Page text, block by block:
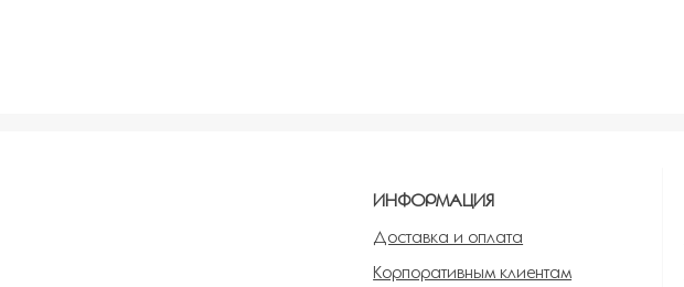
ИНФОРМАЦИЯ
Доставка и оплата
Корпоративным клиентам